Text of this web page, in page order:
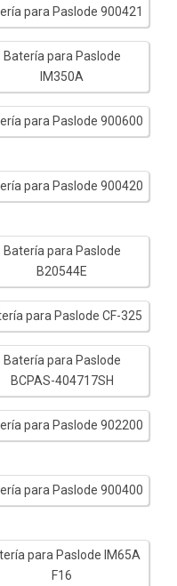
para Paslode 900421
Batería para Paslode
IM350A
para Paslode 900600
para Paslode 900420
Batería para Paslode
B20544E
para Paslode CF-325
Batería para Paslode
BCPAS-404717SH
para Paslode 902200
para Paslode 900400
para Paslode IM65A
F16